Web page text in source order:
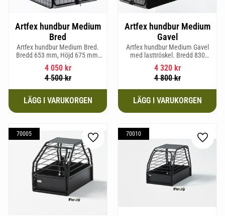
Artfex hundbur Medium
Bred
Artfex hundbur Medium Bred.
Bredd 653 mm, Höjd 675 mm,
Djup 830 mm och Vikt 19,7 kg.
4 050kr
4 500kr
Artfex hundbur Medium
Gavel
Artfex hundbur Medium Gavel
med lasttröskel. Bredd 830
mm, Höjd 675 mm, Djup 495
mm och Vikt 20,1 kg.
4 320kr
4 800kr
70005
Lägg till i favoriter
70010
Lägg